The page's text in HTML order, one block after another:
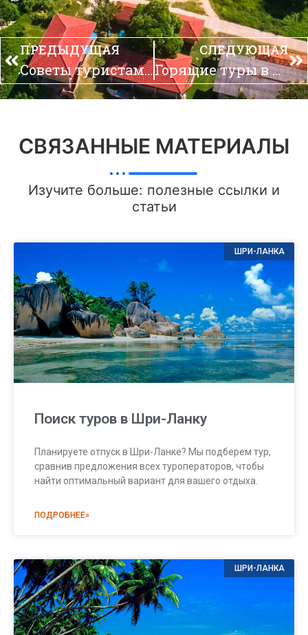
ПРЕДЫДУЩАЯ
Советы туристам в Шри-Ланке
СЛЕДУЮЩАЯ
Горящие туры в Шри-Ланку
СВЯЗАННЫЕ МАТЕРИАЛЫ
Изучите больше: полезные ссылки и
статьи
ШРИ-ЛАНКА
Поиск туров в Шри-Ланку
Планируете отпуск в Шри-Ланке? Мы подберем тур,
сравнив предложения всех туроператоров, чтобы
найти оптимальный вариант для вашего отдыха.
ПОДРОБНЕЕ»
ШРИ-ЛАНКА